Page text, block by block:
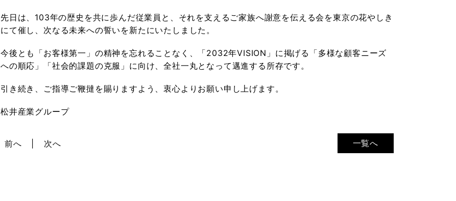
先日は、103年の歴史を共に歩んだ従業員と、それを支えるご家族へ謝意を伝える会を東京の花やしき
にて催し、次なる未来への誓いを新たにいたしました。
今後とも「お客様第一」の精神を忘れることなく、「2032年VISION」に掲げる「多様な顧客ニーズ
への順応」「社会的課題の克服」に向け、全社一丸となって邁進する所存です。
引き続き、ご指導ご鞭撻を賜りますよう、衷心よりお願い申し上げます。
松井産業グループ
一覧へ
前へ 次へ